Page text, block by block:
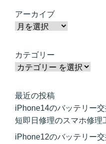
アーカイブ
カテゴリー
最近の投稿
iPhone14のバッテリー
短即日修理のスマホ修理
iPhone12のバッテリー